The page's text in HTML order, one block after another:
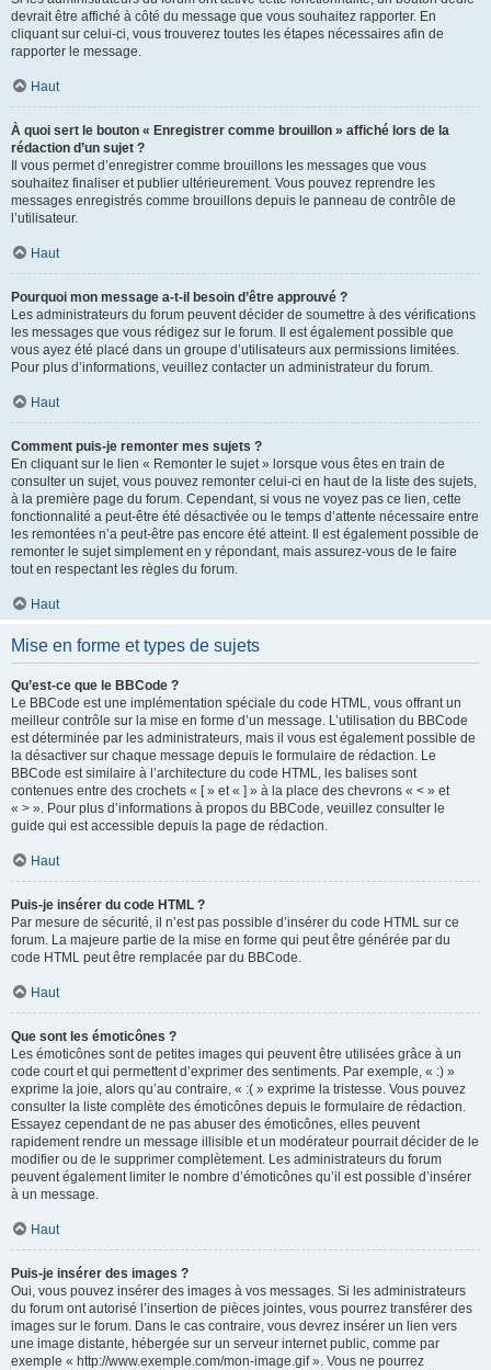
devrait être affiché à côté du message que vous souhaitez rapporter. En
cliquant sur celui-ci, vous trouverez toutes les étapes nécessaires afin de
rapporter le message.
Haut
À quoi sert le bouton « Enregistrer comme brouillon » affiché lors de la
rédaction d’un sujet ?
Il vous permet d’enregistrer comme brouillons les messages que vous
souhaitez finaliser et publier ultérieurement. Vous pouvez reprendre les
messages enregistrés comme brouillons depuis le panneau de contrôle de
l’utilisateur.
Haut
Pourquoi mon message a-t-il besoin d’être approuvé ?
Les administrateurs du forum peuvent décider de soumettre à des vérifications
les messages que vous rédigez sur le forum. Il est également possible que
vous ayez été placé dans un groupe d’utilisateurs aux permissions limitées.
Pour plus d’informations, veuillez contacter un administrateur du forum.
Haut
Comment puis-je remonter mes sujets ?
En cliquant sur le lien « Remonter le sujet » lorsque vous êtes en train de
consulter un sujet, vous pouvez remonter celui-ci en haut de la liste des sujets,
à la première page du forum. Cependant, si vous ne voyez pas ce lien, cette
fonctionnalité a peut-être été désactivée ou le temps d’attente nécessaire entre
les remontées n’a peut-être pas encore été atteint. Il est également possible de
remonter le sujet simplement en y répondant, mais assurez-vous de le faire
tout en respectant les règles du forum.
Haut
Mise en forme et types de sujets
Qu’est-ce que le BBCode ?
Le BBCode est une implémentation spéciale du code HTML, vous offrant un
meilleur contrôle sur la mise en forme d’un message. L’utilisation du BBCode
est déterminée par les administrateurs, mais il vous est également possible de
la désactiver sur chaque message depuis le formulaire de rédaction. Le
BBCode est similaire à l’architecture du code HTML, les balises sont
contenues entre des crochets « [ » et « ] » à la place des chevrons « < » et
« > ». Pour plus d’informations à propos du BBCode, veuillez consulter le
guide qui est accessible depuis la page de rédaction.
Haut
Puis-je insérer du code HTML ?
Par mesure de sécurité, il n’est pas possible d’insérer du code HTML sur ce
forum. La majeure partie de la mise en forme qui peut être générée par du
code HTML peut être remplacée par du BBCode.
Haut
Que sont les émoticônes ?
Les émoticônes sont de petites images qui peuvent être utilisées grâce à un
code court et qui permettent d’exprimer des sentiments. Par exemple, « :) »
exprime la joie, alors qu’au contraire, « :( » exprime la tristesse. Vous pouvez
consulter la liste complète des émoticônes depuis le formulaire de rédaction.
Essayez cependant de ne pas abuser des émoticônes, elles peuvent
rapidement rendre un message illisible et un modérateur pourrait décider de le
modifier ou de le supprimer complètement. Les administrateurs du forum
peuvent également limiter le nombre d’émoticônes qu’il est possible d’insérer
à un message.
Haut
Puis-je insérer des images ?
Oui, vous pouvez insérer des images à vos messages. Si les administrateurs
du forum ont autorisé l’insertion de pièces jointes, vous pourrez transférer des
images sur le forum. Dans le cas contraire, vous devrez insérer un lien vers
une image distante, hébergée sur un serveur internet public, comme par
exemple « http://www.exemple.com/mon-image.gif ». Vous ne pourrez